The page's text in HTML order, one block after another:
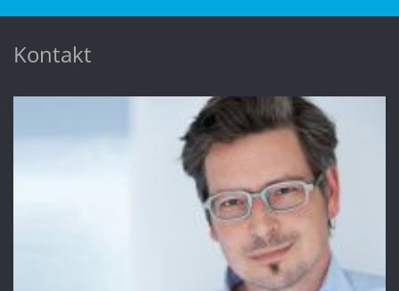
Kontakt